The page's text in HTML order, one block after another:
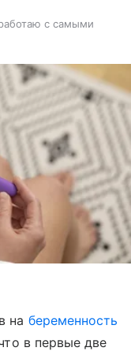
с самыми
на беременность
в первые две